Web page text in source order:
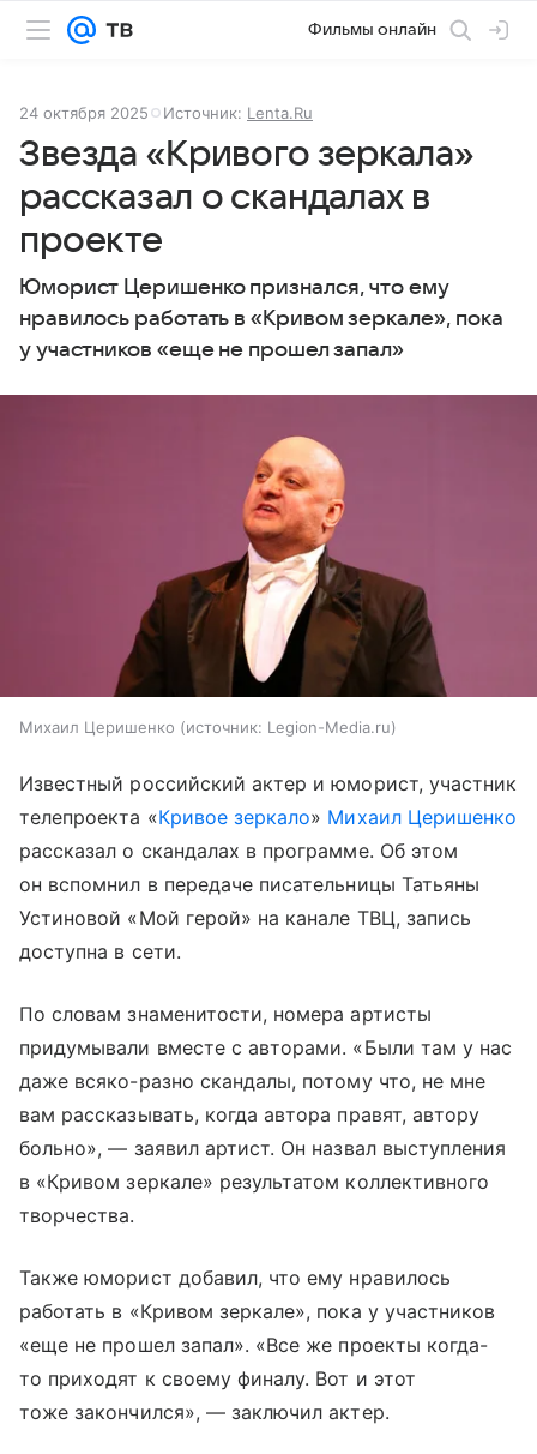
Фильмы онлайн
24 октября 2025 Источник: Lenta.Ru
Звезда «Кривого зеркала»
рассказал о скандалах в
проекте
Юморист Церишенко признался, что ему
нравилось работать в «Кривом зеркале», пока
у участников «еще не прошел запал»
Михаил Церишенко источник: Legion-Media.ru
Известный российский актер и юморист, участник
телепроекта «Кривое зеркало» Михаил Церишенко
рассказал о скандалах в программе. Об этом
он вспомнил в передаче писательницы Татьяны
Устиновой «Мой герой» на канале ТВЦ, запись
доступна в сети.
По словам знаменитости, номера артисты
придумывали вместе с авторами. «Были там у нас
даже всяко-разно скандалы, потому что, не мне
вам рассказывать, когда автора правят, автору
больно», — заявил артист. Он назвал выступления
в «Кривом зеркале» результатом коллективного
творчества.
Также юморист добавил, что ему нравилось
работать в «Кривом зеркале», пока у участников
«еще не прошел запал». «Все же проекты когда-
то приходят к своему финалу. Вот и этот
тоже закончился», — заключил актер.